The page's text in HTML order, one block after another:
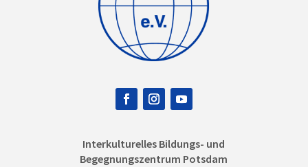
Interkulturelles Bildungs- und
Begegnungszentrum Potsdam